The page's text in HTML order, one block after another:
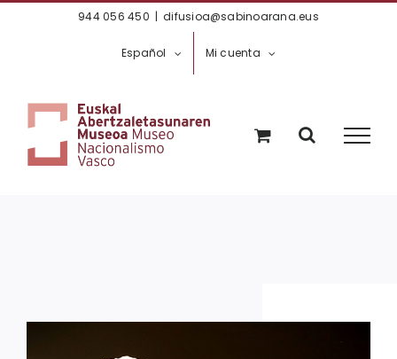
944 056 450 | difusioa@sabinoarana.eus
Español Mi cuenta